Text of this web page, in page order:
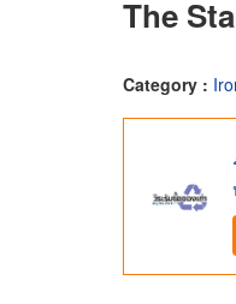
The
Category :